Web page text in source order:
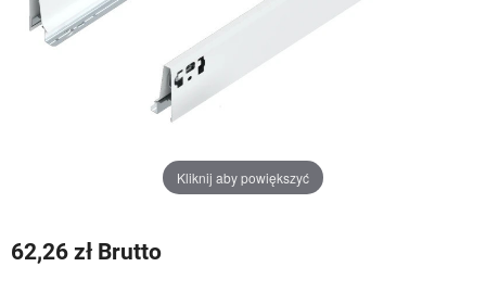
Kliknij aby powiększyć
62,26 zł Brutto